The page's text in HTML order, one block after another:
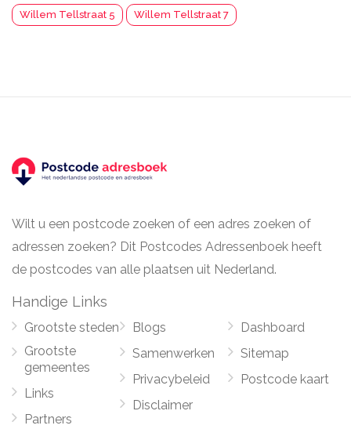
Willem Tellstraat 5 Willem Tellstraat 7
Wilt u een postcode zoeken of een adres zoeken of
adressen zoeken? Dit Postcodes Adressenboek heeft
de postcodes van alle plaatsen uit Nederland.
Handige Links
Grootste steden
Grootste
gemeentes
Links
Partners
Blogs
Samenwerken
Privacybeleid
Disclaimer
Dashboard
Sitemap
Postcode kaart